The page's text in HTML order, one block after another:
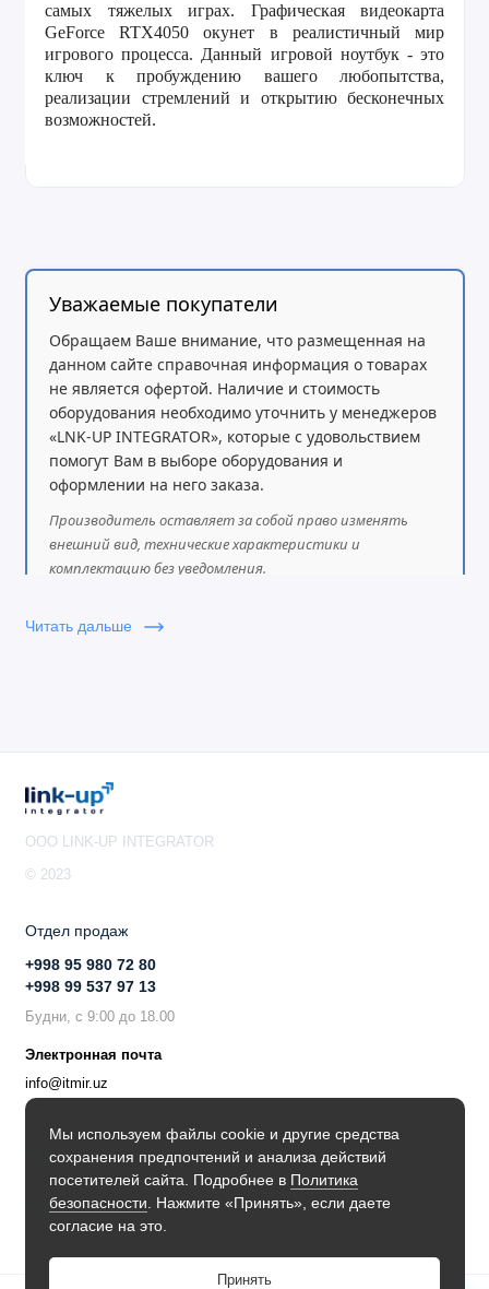
самых тяжелых играх. Графическая видеокарта
GeForce RTX4050
окунет в реалистичный мир
игрового процесса. Данный игровой ноутбук - это
ключ к пробуждению вашего любопытства,
реализации стремлений и открытию бесконечных
возможностей.
Уважаемые покупатели
Обращаем Ваше внимание, что размещенная на
данном сайте справочная информация о товарах
не является офертой. Наличие и стоимость
оборудования необходимо уточнить у менеджеров
«LNK-UP INTEGRATOR», которые с удовольствием
помогут Вам в выборе оборудования и
оформлении на него заказа.
Производитель оставляет за собой право изменять
внешний вид, технические характеристики и
комплектацию без уведомления.
Читать дальше
Мы используем файлы cookie и другие средства
сохранения предпочтений и анализа действий
посетителей сайта. Подробнее в Политика
безопасности . Нажмите «Принять», если даете
согласие на это.
Принять
OOO LINK-UP INTEGRATOR
© 2023
Отдел продаж
+998 95 980 72 80
+998 99 537 97 13
Будни, с 9:00 до 18.00
Электронная почта
info@itmir.uz
Поддержка в мессенджере
Будьте в курсе наших новостей!